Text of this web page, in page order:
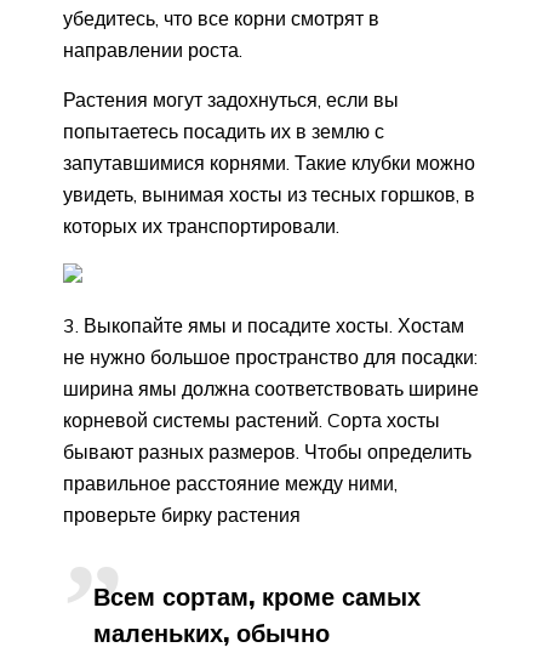
убедитесь, что все корни смотрят в
направлении роста.
Растения могут задохнуться, если вы
попытаетесь посадить их в землю с
запутавшимися корнями. Такие клубки можно
увидеть, вынимая хосты из тесных горшков, в
которых их транспортировали.
3. Выкопайте ямы и посадите хосты. Хостам
не нужно большое пространство для посадки:
ширина ямы должна соответствовать ширине
корневой системы растений. Cорта хосты
бывают разных размеров. Чтобы определить
правильное расстояние между ними,
проверьте бирку растения
Всем сортам, кроме самых
маленьких, обычно